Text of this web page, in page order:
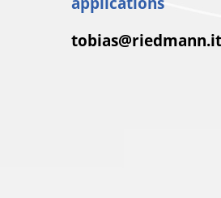
tobias@riedmann.it